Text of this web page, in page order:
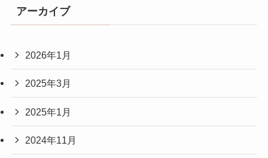
アーカイブ
2026年1月
2025年3月
2025年1月
2024年11月